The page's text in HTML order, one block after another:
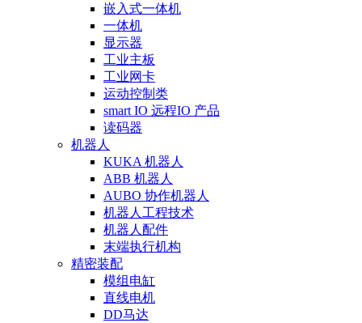
嵌入式一体机
一体机
显示器
工业主板
工业网卡
运动控制类
smart IO 远程IO 产品
读码器
机器人
KUKA 机器人
ABB 机器人
AUBO 协作机器人
机器人工程技术
机器人配件
末端执行机构
精密装配
模组电缸
直线电机
DD马达